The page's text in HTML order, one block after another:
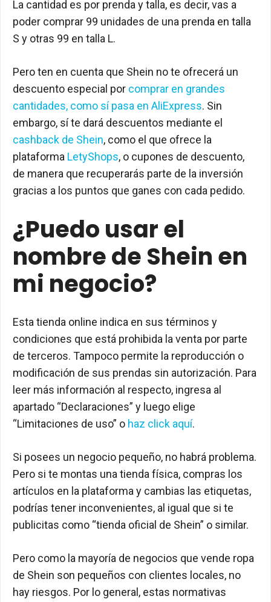
La cantidad es por prenda y talla, es decir, vas a
poder comprar 99 unidades de una prenda en talla
S y otras 99 en talla L.
Pero ten en cuenta que Shein no te ofrecerá un
descuento especial por comprar en grandes
cantidades, como sí pasa en AliExpress. Sin
embargo, sí te dará descuentos mediante el
cashback de Shein, como el que ofrece la
plataforma LetyShops, o cupones de descuento,
de manera que recuperarás parte de la inversión
gracias a los puntos que ganes con cada pedido.
¿Puedo usar el
nombre de Shein en
mi negocio?
Esta tienda online indica en sus términos y
condiciones que está prohibida la venta por parte
de terceros. Tampoco permite la reproducción o
modificación de sus prendas sin autorización. Para
leer más información al respecto, ingresa al
apartado “Declaraciones” y luego elige
“Limitaciones de uso” o haz click aquí.
Si posees un negocio pequeño, no habrá problema.
Pero si te montas una tienda física, compras los
artículos en la plataforma y cambias las etiquetas,
podrías tener inconvenientes, al igual que si te
publicitas como “tienda oficial de Shein” o similar.
Pero como la mayoría de negocios que vende ropa
de Shein son pequeños con clientes locales, no
hay riesgos. Por lo general, estas normativas